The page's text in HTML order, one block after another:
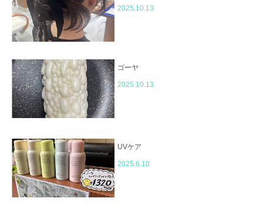
2025.10.13
ゴーヤ
2025.10.13
UVケア
2025.6.10